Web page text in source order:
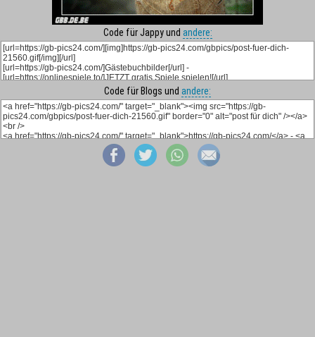
Code für Jappy und andere:
Code für Blogs und andere: